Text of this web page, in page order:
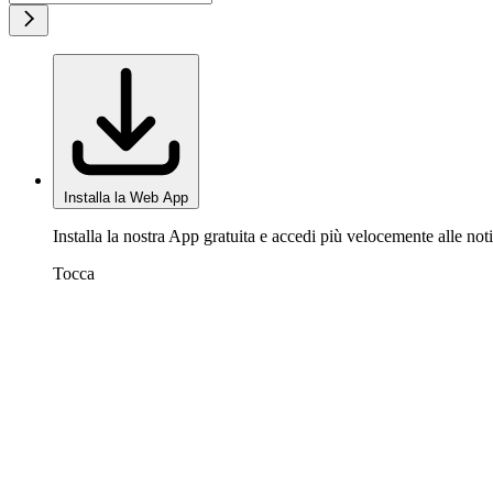
Installa la Web App
Installa la nostra App gratuita e accedi più velocemente alle
Tocca